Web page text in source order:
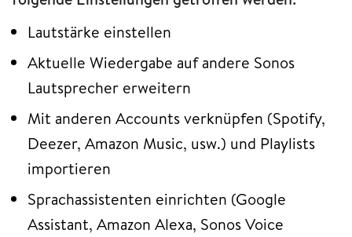
Lautstärke einstellen
Aktuelle Wiedergabe auf andere Sonos
Lautsprecher erweitern
Mit anderen Accounts verknüpfen (Spotify,
Deezer, Amazon Music, usw.) und Playlists
importieren
Sprachassistenten einrichten (Google
Assistant, Amazon Alexa, Sonos Voice